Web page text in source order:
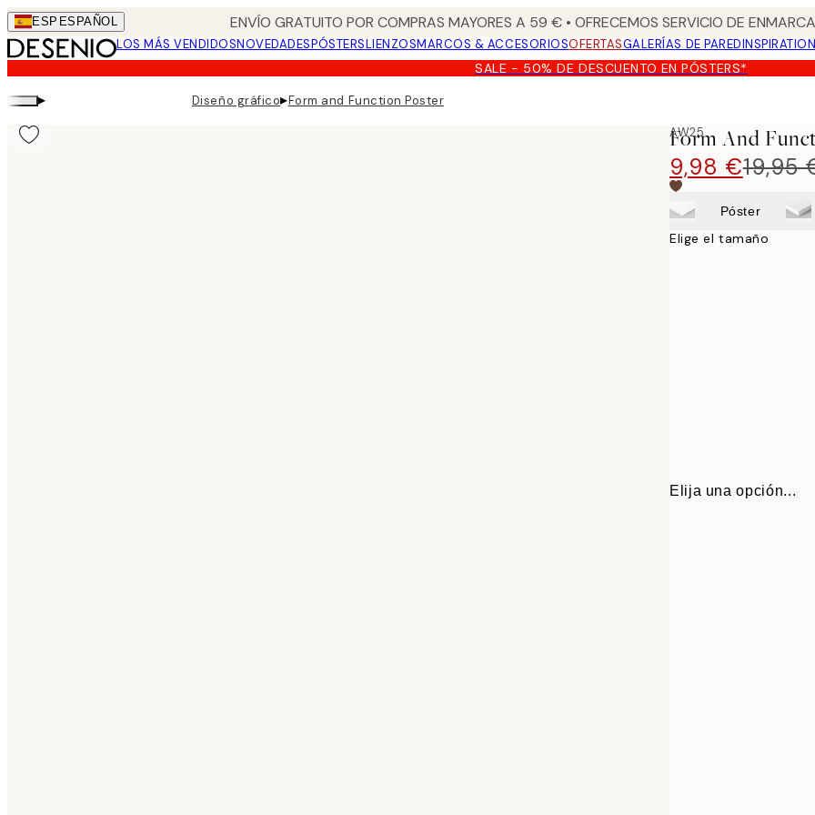
Skip
to
main
content.
ESP ESPAÑOL ENVÍO GRATUITO POR COMPRAS MAYORES A 59 € • OFRECEMOS SERVICIO DE
LOS MÁS VENDIDOSNOVEDADESPÓSTERSLIENZOSMARCOS & ACCESORIOSOFERTASGALERÍAS DE PARED
SALE - 50% DE DESCUENTO EN PÓSTERS*
▸ Diseño gráfico▸Form and Function Poster
AW25
Form And
9,98 €19,95
Póster
Elige el tamaño
Elija una opción...